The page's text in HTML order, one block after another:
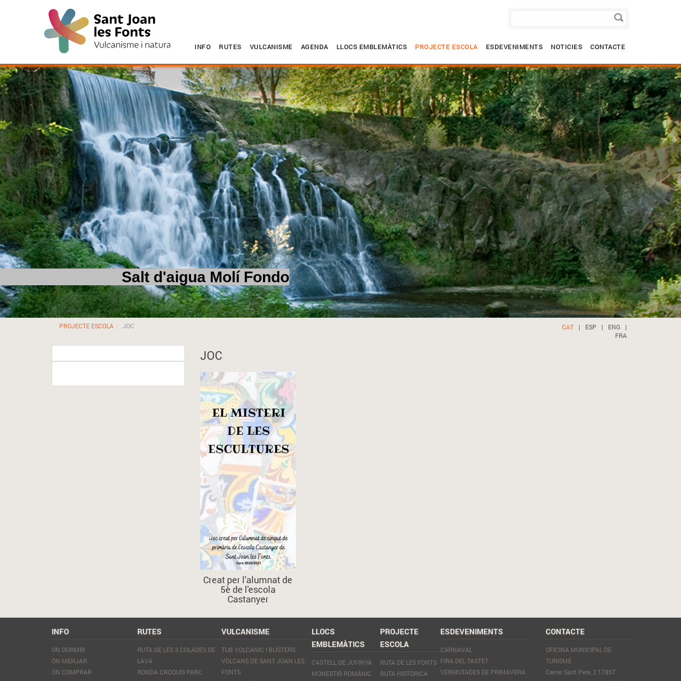
INFO RUTES VULCANISME AGENDA LLOCS EMBLEMÀTICS PROJECTE ESCOLA ESDEVENIMENTS NOTICIES CONTACTE
Salt d'aigua Molí Fondo
PROJECTE ESCOLA JOC CAT | ESP | ENG
|
FRA
JOC
Creat per l'alumnat de
5è de l'escola
Castanyer
INFO
ON DORMIR
ON MENJAR
ON COMPRAR
RUTES
RUTA DE LES 3 COLADES DE
LAVA
RONDA CROQUIS PARC
VULCANISME
TUB VOLCÀNIC I BLÍSTERS
VOLCANS DE SANT JOAN LES
FONTS
LLOCS
EMBLEMÀTICS
CASTELL DE JUVINYÀ
MONESTIR ROMÀNIC
PROJECTE
ESCOLA
RUTA DE LES FONTS
RUTA HISTÒRICA
ESDEVENIMENTS
CARNAVAL
FIRA DEL TASTET
VERMUTADES DE PRIMAVERA
CONTACTE
OFICINA MUNICIPAL DE
TURISME
Carrer Sant Pere, 2 17857